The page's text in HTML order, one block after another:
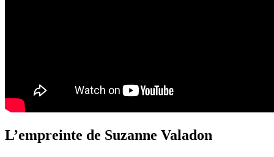
L’empreinte de Suzanne Valadon